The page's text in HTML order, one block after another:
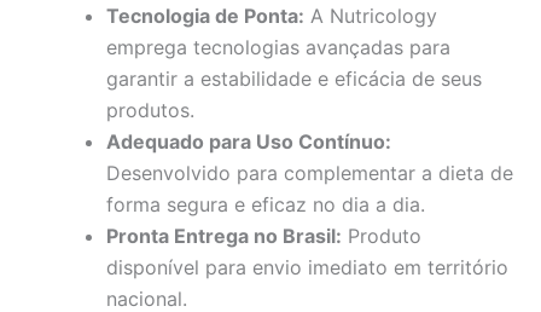
Tecnologia de Ponta: A Nutricology
emprega tecnologias avançadas para
garantir a estabilidade e eficácia de seus
produtos.
Adequado para Uso Contínuo:
Desenvolvido para complementar a dieta de
forma segura e eficaz no dia a dia.
Pronta Entrega no Brasil: Produto
disponível para envio imediato em território
nacional.